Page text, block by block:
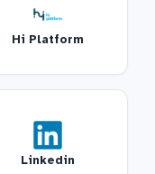
Hi Platform
Linkedin